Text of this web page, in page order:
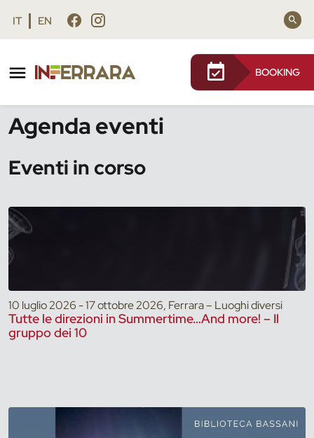
Vai al contenuto principale
Vai al footer
IT EN
BOOKING
Agenda eventi
Eventi in corso
10 luglio 2026 - 17 ottobre 2026, Ferrara – Luoghi diversi
Tutte le direzioni in Summertime…And more! – Il
gruppo dei 10